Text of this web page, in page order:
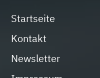
Startseite
Kontakt
Newsletter